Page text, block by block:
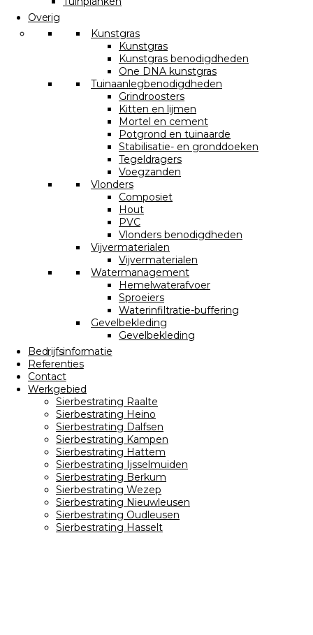
Overig
Kunstgras
Kunstgras
Kunstgras benodigdheden
One DNA kunstgras
Tuinaanlegbenodigdheden
Grindroosters
Kitten en lijmen
Mortel en cement
Potgrond en tuinaarde
Stabilisatie- en gronddoeken
Tegeldragers
Voegzanden
Vlonders
Composiet
Hout
PVC
Vlonders benodigdheden
Vijvermaterialen
Vijvermaterialen
Watermanagement
Hemelwaterafvoer
Sproeiers
Waterinfiltratie-buffering
Gevelbekleding
Gevelbekleding
Bedrijfsinformatie
Referenties
Contact
Werkgebied
Sierbestrating Raalte
Sierbestrating Heino
Sierbestrating Dalfsen
Sierbestrating Kampen
Sierbestrating Hattem
Sierbestrating Ijsselmuiden
Sierbestrating Berkum
Sierbestrating Wezep
Sierbestrating Nieuwleusen
Sierbestrating Oudleusen
Sierbestrating Hasselt